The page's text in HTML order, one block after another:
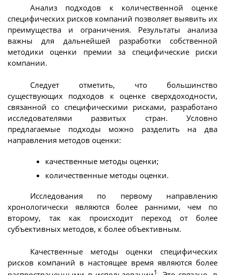
Анализ подходов к количественной оценке
специфических рисков компаний позволяет выявить их
преимущества и ограничения. Результаты анализа
важны для дальнейшей разработки собственной
методики оценки премии за специфические риски
компании.
Следует отметить, что большинство
существующих подходов к оценке сверхдоходности,
связанной со специфическими рисками, разработано
исследователями развитых стран. Условно
предлагаемые подходы можно разделить на два
направления методов оценки:
качественные методы оценки;
количественные методы оценки.
Исследования по первому направлению
хронологически являются более ранними, чем по
второму, так как происходит переход от более
субъективных методов, к более объективным.
Качественные методы оценки специфических
рисков компаний в настоящее время являются более
1